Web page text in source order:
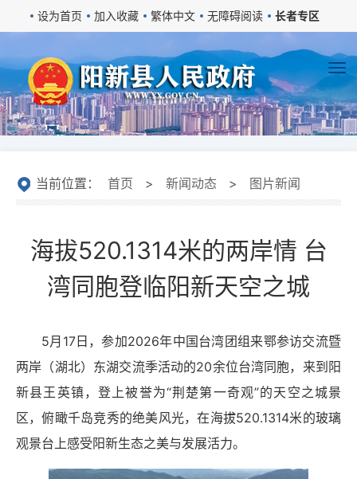
设为首页 加入收藏 繁体中文 无障碍阅读 长者专区
当前位置： 首页 > 新闻动态 > 图片新闻
海拔520.1314米的两岸情 台
湾同胞登临阳新天空之城
5月17日，参加2026年中国台湾团组来鄂参访交流暨
两岸（湖北）东湖交流季活动的20余位台湾同胞，来到阳
新县王英镇，登上被誉为“荆楚第一奇观”的天空之城景
区，俯瞰千岛竞秀的绝美风光，在海拔520.1314米的玻璃
观景台上感受阳新生态之美与发展活力。